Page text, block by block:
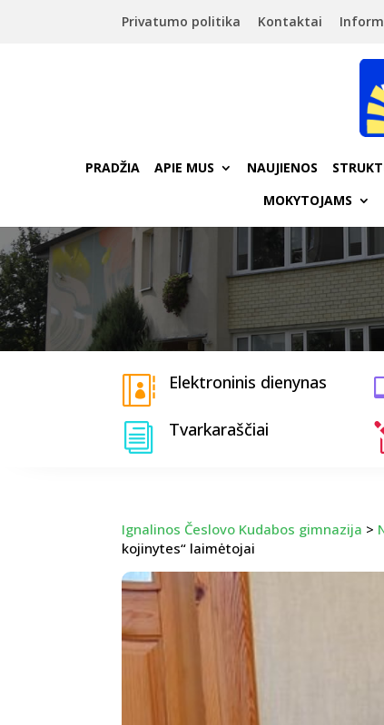
Privatumo politika Kontaktai
PRADŽIA APIE MUS NAUJIENOS
MOKYTOJAMS
 Elektroninis dienynas
i Tvarkaraščiai
Ignalinos Česlovo Kudabos gimnazija >
kojinytes“ laimėtojai